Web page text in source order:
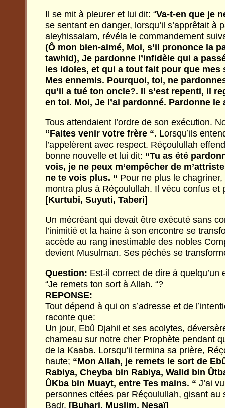
Il se mit à pleurer et lui dit: “Va-t-en que je
se sentant en danger, lorsqu’il s’apprêtait à
aleyhissalam, révéla le commandement
(Ô mon bien-aimé, Moi, s’il prononce la
tawhid), Je pardonne l’infidèle qui a
les idoles, et qui a tout fait pour que
Mes ennemis. Pourquoi, toi, ne
qu’il a tué ton oncle?. Il s’est repenti, il
en toi. Moi, Je l’ai pardonné. Pardonne le
Tous attendaient l’ordre de son exécution.
“Faites venir votre frère “. Lorsqu’ils
l’appelèrent avec respect. Réçoulullah
bonne nouvelle et lui dit: “Tu as été
vois, je ne peux m’empêcher de
ne te vois plus. “ Pour ne plus le
montra plus à Réçoulullah. Il vécu confus et
[Kurtubi, Suyuti, Taberi]
Un mécréant qui devait être exécuté sans
l’inimitié et la haine à son encontre se
accède au rang inestimable des nobles
devient Musulman. Ses péchés se
Question: Est-il correct de dire à quelqu’un
“Je remets ton sort à Allah. “?
REPONSE:
Tout dépend à qui on s’adresse et de
raconte que:
Un jour, Ebû Djahil et ses acolytes,
chameau sur notre cher Prophète pendant
de la Kaaba. Lorsqu’il termina sa prière,
haute; “Mon Allah, je remets le sort de
Rabiya, Cheyba bin Rabiya, Walid bin
ÛKba bin Muayt, entre Tes mains. “ J’ai
personnes citées par Réçoulullah, gisant au
Badr. [Buhari, Muslim, Nesaï]